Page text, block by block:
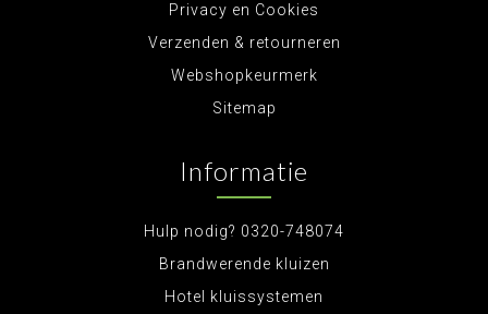
Privacy en Cookies
Verzenden & retourneren
Webshopkeurmerk
Sitemap
Informatie
Hulp nodig? 0320-748074
Brandwerende kluizen
Hotel kluissystemen